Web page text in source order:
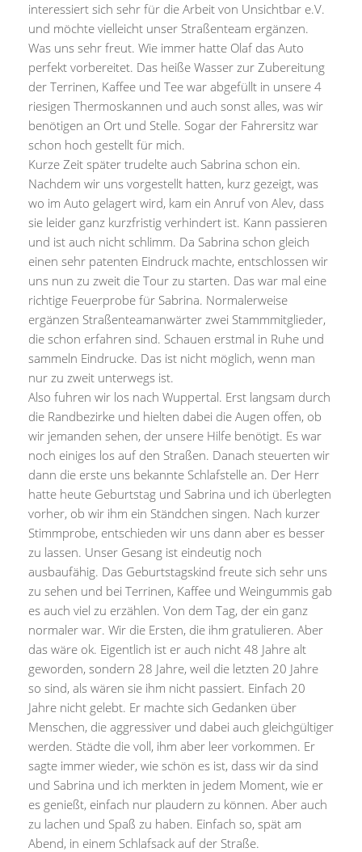
interessiert sich sehr für die Arbeit von Unsichtbar e.V.
und möchte vielleicht unser Straßenteam ergänzen.
Was uns sehr freut. Wie immer hatte Olaf das Auto
perfekt vorbereitet. Das heiße Wasser zur Zubereitung
der Terrinen, Kaffee und Tee war abgefüllt in unsere 4
riesigen Thermoskannen und auch sonst alles, was wir
benötigen an Ort und Stelle. Sogar der Fahrersitz war
schon hoch gestellt für mich.
Kurze Zeit später trudelte auch Sabrina schon ein.
Nachdem wir uns vorgestellt hatten, kurz gezeigt, was
wo im Auto gelagert wird, kam ein Anruf von Alev, dass
sie leider ganz kurzfristig verhindert ist. Kann passieren
und ist auch nicht schlimm. Da Sabrina schon gleich
einen sehr patenten Eindruck machte, entschlossen wir
uns nun zu zweit die Tour zu starten. Das war mal eine
richtige Feuerprobe für Sabrina. Normalerweise
ergänzen Straßenteamanwärter zwei Stammmitglieder,
die schon erfahren sind. Schauen erstmal in Ruhe und
sammeln Eindrucke. Das ist nicht möglich, wenn man
nur zu zweit unterwegs ist.
Also fuhren wir los nach Wuppertal. Erst langsam durch
die Randbezirke und hielten dabei die Augen offen, ob
wir jemanden sehen, der unsere Hilfe benötigt. Es war
noch einiges los auf den Straßen. Danach steuerten wir
dann die erste uns bekannte Schlafstelle an. Der Herr
hatte heute Geburtstag und Sabrina und ich überlegten
vorher, ob wir ihm ein Ständchen singen. Nach kurzer
Stimmprobe, entschieden wir uns dann aber es besser
zu lassen. Unser Gesang ist eindeutig noch
ausbaufähig. Das Geburtstagskind freute sich sehr uns
zu sehen und bei Terrinen, Kaffee und Weingummis gab
es auch viel zu erzählen. Von dem Tag, der ein ganz
normaler war. Wir die Ersten, die ihm gratulieren. Aber
das wäre ok. Eigentlich ist er auch nicht 48 Jahre alt
geworden, sondern 28 Jahre, weil die letzten 20 Jahre
so sind, als wären sie ihm nicht passiert. Einfach 20
Jahre nicht gelebt. Er machte sich Gedanken über
Menschen, die aggressiver und dabei auch gleichgültiger
werden. Städte die voll, ihm aber leer vorkommen. Er
sagte immer wieder, wie schön es ist, dass wir da sind
und Sabrina und ich merkten in jedem Moment, wie er
es genießt, einfach nur plaudern zu können. Aber auch
zu lachen und Spaß zu haben. Einfach so, spät am
Abend, in einem Schlafsack auf der Straße.